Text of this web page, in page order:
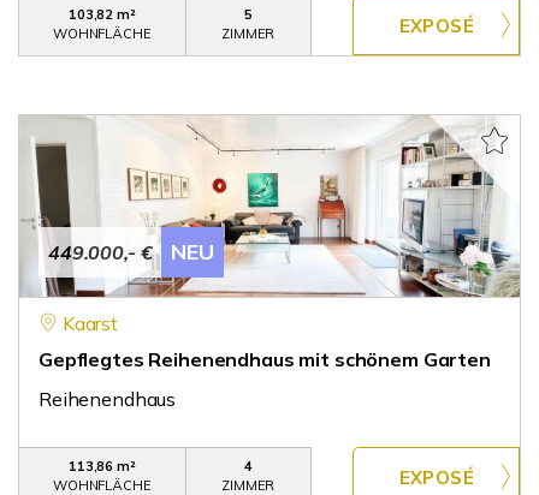
103,82 m²
WOHNFLÄCHE
5
ZIMMER
449.000,- € NEU
Kaarst
Gepflegtes Reihenendhaus mit schönem Garten
Reihenendhaus
113,86 m²
WOHNFLÄCHE
4
ZIMMER